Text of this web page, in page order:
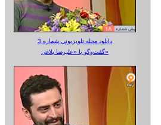
دانلود مجله تلویزیونی شماره 3
گفت‌وگو با «علیرضا بلاغی»